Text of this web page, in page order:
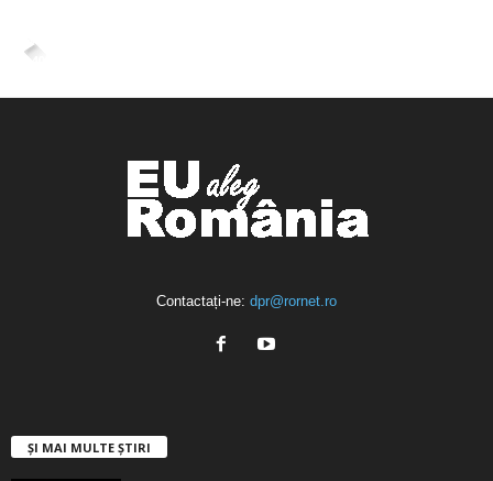
4,400
Contactați-ne: dpr@rornet.ro
ȘI MAI MULTE ȘTIRI